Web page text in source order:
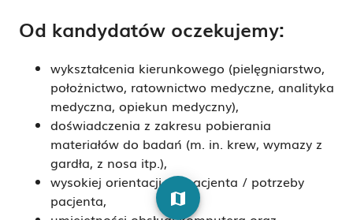
Od kandydatów oczekujemy:
wykształcenia kierunkowego (pielęgniarstwo,
położnictwo, ratownictwo medyczne, analityka
medyczna, opiekun medyczny),
doświadczenia z zakresu pobierania
materiałów do badań (m. in. krew, wymazy z
gardła, z nosa itp.),
wysokiej orientacji na pacjenta / potrzeby
pacjenta,
map